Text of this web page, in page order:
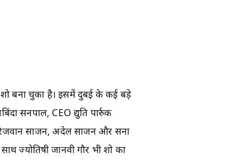
शो बना चुका है। इसमें दुबई के कई बड़े
सनपाल, CEO द्युति पार्रुक
साजन, अदेल साजन और सना
ज्योतिषी जानवी गौर भी शो का